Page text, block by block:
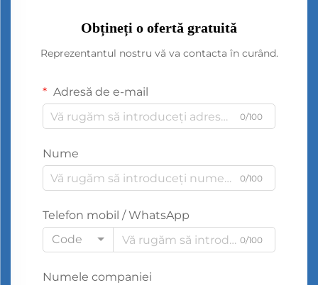
Obțineți o ofertă gratuită
Reprezentantul nostru vă va contacta în curând.
Adresă de e-mail
0/100
Nume
0/100
Telefon mobil / WhatsApp
Code
0/100
Numele companiei